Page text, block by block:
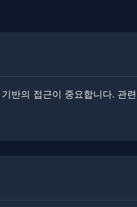
반의 접근이 중요합니다.